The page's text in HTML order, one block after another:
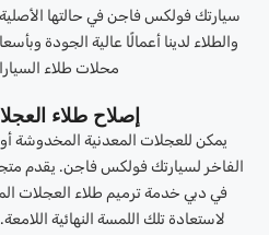
سيارتك فولكس فاجن في حالتها
والطلاء لدينا أعمالًا عالية الجودة
محلات طلاء
إصلاح طلاء
يمكن للعجلات المعدنية المخدوشة
الفاخر لسيارتك فولكس فاجن. يقدم
في دبي خدمة ترميم طلاء العجلات
لاستعادة تلك اللمسة النهائية